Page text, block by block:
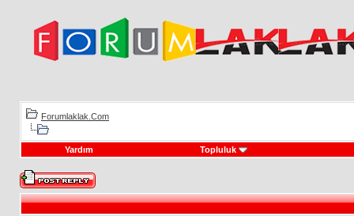
Forumlaklak.Com
Yardım Topluluk